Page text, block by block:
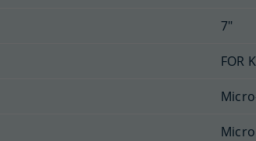
7"
FOR